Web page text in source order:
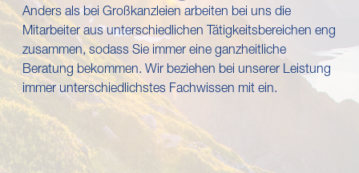
Anders als bei Großkanzleien arbeiten bei uns die
Mitarbeiter aus unterschiedlichen Tätigkeitsbereichen eng
zusammen, sodass Sie immer eine ganzheitliche
Beratung bekommen. Wir beziehen bei unserer Leistung
immer unterschiedlichstes Fachwissen mit ein.